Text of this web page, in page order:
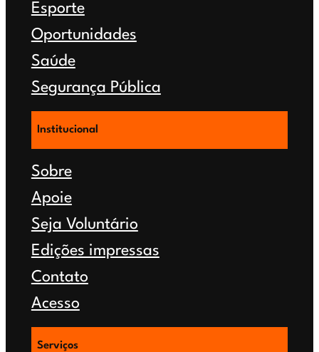
Esporte
Oportunidades
Saúde
Segurança Pública
Institucional
Sobre
Apoie
Seja Voluntário
Edições impressas
Contato
Acesso
Serviços